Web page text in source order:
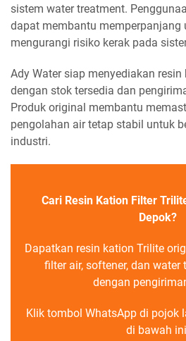
sistem water treatment.
dapat membantu memperpanjang
mengurangi risiko kerak pada
Ady Water siap menyediakan
dengan stok tersedia dan
Produk original membantu
pengolahan air tetap stabil untuk
industri.
Cari Resin Kation Filter
Depok?
Dapatkan resin kation Trilite
filter air, softener, dan
dengan
Klik tombol WhatsApp di pojok
di bawah